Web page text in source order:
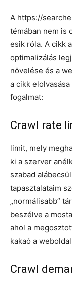
A https://
témában nem is
esik róla. A cikk
optimalizálás
növelése és a
a cikk
fogalmat:
Crawl rate
limit, mely
ki a szerver
szabad
tapasztalataim
„normálisabb”
beszélve a
ahol a
kakaó a
Crawl